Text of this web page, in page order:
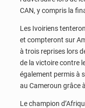
CAN, y compris la
Les Ivoiriens
et compteront sur
à trois reprises lors
de la victoire contre
également permis à
au Cameroun grâce
Le champion